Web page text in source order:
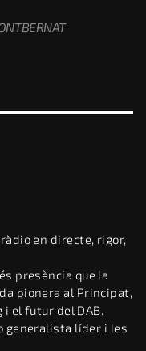
en directe, rigor,
presència que la
pionera al Principat,
el futur del DAB.
generalista líder i les